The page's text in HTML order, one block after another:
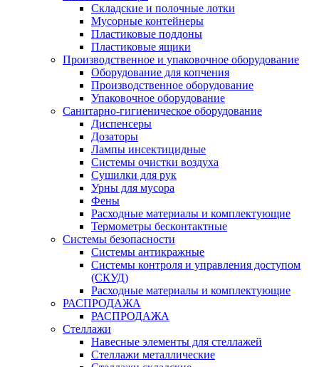
Складские и полочные лотки
Мусорные контейнеры
Пластиковые поддоны
Пластиковые ящики
Производственное и упаковочное оборудование
Оборудование для копчения
Производственное оборудование
Упаковочное оборудование
Санитарно-гигиеническое оборудование
Диспенсеры
Дозаторы
Лампы инсектицидные
Системы очистки воздуха
Сушилки для рук
Урны для мусора
Фены
Расходные материалы и комплектующие
Термометры бесконтактные
Системы безопасности
Системы антикражные
Системы контроля и управления доступом
(СКУД)
Расходные материалы и комплектующие
РАСПРОДАЖА
РАСПРОДАЖА
Стеллажи
Навесные элементы для стеллажей
Стеллажи металлические